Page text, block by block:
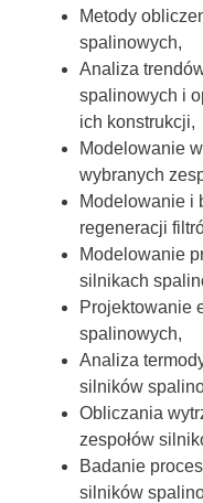
Metody
spalinowych,
Analiza
spalinowych i
ich konstrukcji,
Modelowanie
wybranych
Modelowanie i
regeneracji
Modelowanie
silnikach
Projektowanie
spalinowych,
Analiza
silników
Obliczania
zespołów
Badanie
silników